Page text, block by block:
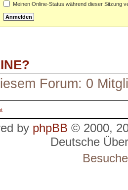
Meinen Online-Status während dieser Sitzung
Forum: 0
by phpBB © 2000,
Deutsche